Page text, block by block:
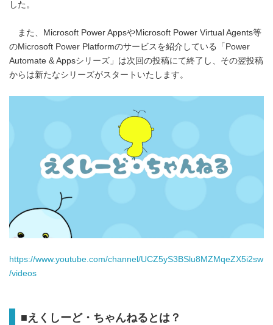
した。
また、Microsoft Power AppsやMicrosoft Power Virtual Agents等
のMicrosoft Power Platformのサービスを紹介している「Power
Automate & Appsシリーズ」は次回の投稿にて終了し、その翌投稿
からは新たなシリーズがスタートいたします。
https://www.youtube.com/channel/UCZ5yS3BSlu8MZMqeZX5i2sw
/videos
■ えくしーど・ちゃんねるとは？